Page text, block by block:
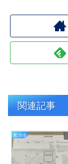
関連記事
配当金